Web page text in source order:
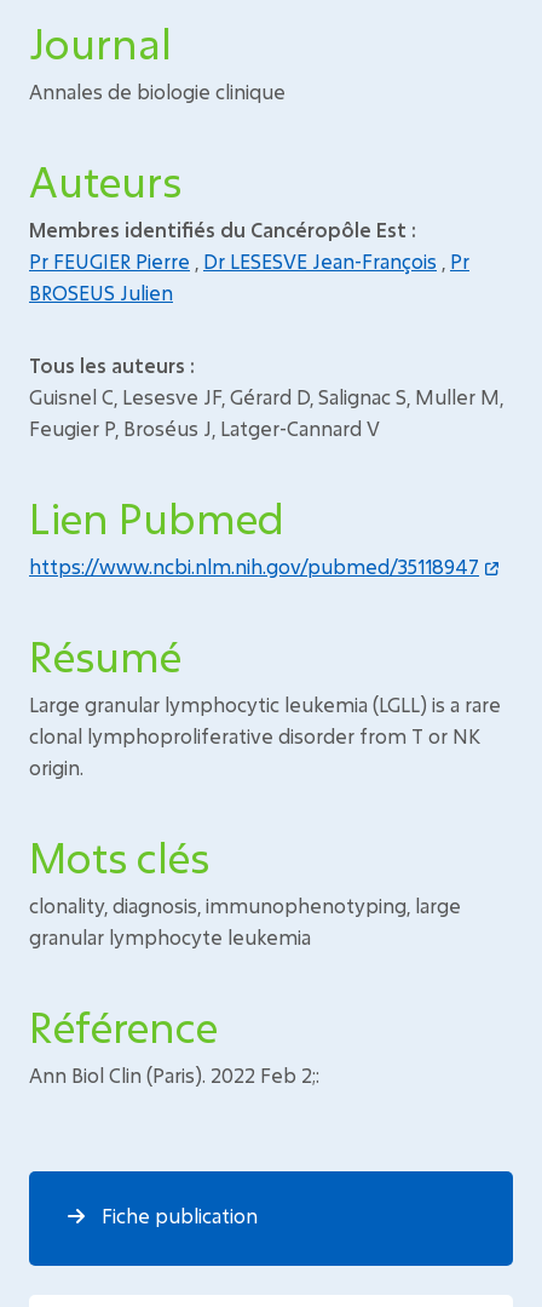
Journal
Annales de biologie clinique
Auteurs
Membres identifiés du Cancéropôle Est :
Pr FEUGIER Pierre
Dr LESESVE Jean-François
Pr
BROSEUS Julien
Tous les auteurs :
Guisnel C, Lesesve JF, Gérard D, Salignac S, Muller M,
Feugier P, Broséus J, Latger-Cannard V
Lien Pubmed
https://www.ncbi.nlm.nih.gov/pubmed/35118947
Résumé
Large granular lymphocytic leukemia (LGLL) is a rare
clonal lymphoproliferative disorder from T or NK
origin.
Mots clés
clonality, diagnosis, immunophenotyping, large
granular lymphocyte leukemia
Référence
Ann Biol Clin (Paris). 2022 Feb 2;:
Fiche publication